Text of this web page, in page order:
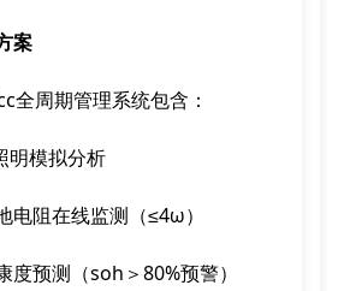
案
全周期管理系统包含：
明模拟分析
电阻在线监测（≤4ω）
度预测（soh＞80%预警）